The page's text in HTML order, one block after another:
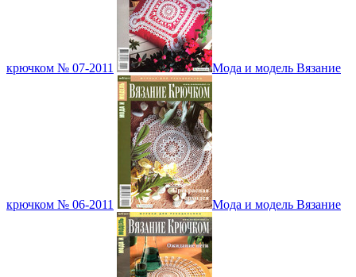
крючком № 07-2011 Мода и модель Вязание
крючком № 06-2011 Мода и модель Вязание